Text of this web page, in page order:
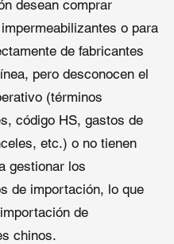
sistemas de techado
TPOespecíficamente
para edificios
y contratistas
de Calidad a Largo
es una
a largo plazo.
nunca escatima en
desean comprar
o para
de fabricantes
pero desconocen el
(términos
código HS, gastos de
etc.) o no tienen
gestionar los
de importación, lo que
de
chinos.